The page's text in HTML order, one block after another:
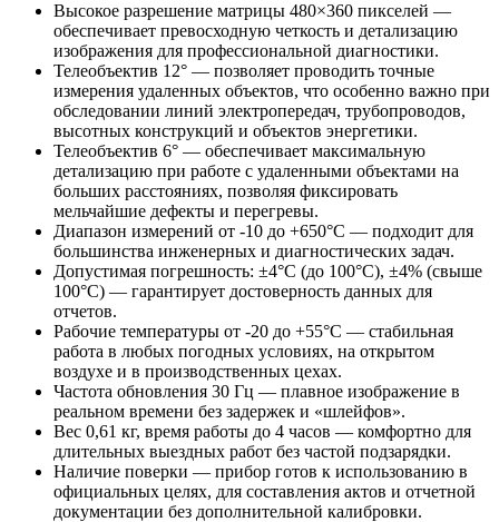
Высокое разрешение матрицы 480×360 пикселей —
обеспечивает превосходную четкость и детализацию
изображения для профессиональной диагностики.
Телеобъектив 12° — позволяет проводить точные
измерения удаленных объектов, что особенно важно при
обследовании линий электропередач, трубопроводов,
высотных конструкций и объектов энергетики.
Телеобъектив 6° — обеспечивает максимальную
детализацию при работе с удаленными объектами на
больших расстояниях, позволяя фиксировать
мельчайшие дефекты и перегревы.
Диапазон измерений от -10 до +650°C — подходит для
большинства инженерных и диагностических задач.
Допустимая погрешность: ±4°C (до 100°C), ±4% (свыше
100°C) — гарантирует достоверность данных для
отчетов.
Рабочие температуры от -20 до +55°C — стабильная
работа в любых погодных условиях, на открытом
воздухе и в производственных цехах.
Частота обновления 30 Гц — плавное изображение в
реальном времени без задержек и «шлейфов».
Вес 0,61 кг, время работы до 4 часов — комфортно для
длительных выездных работ без частой подзарядки.
Наличие поверки — прибор готов к использованию в
официальных целях, для составления актов и отчетной
документации без дополнительной калибровки.